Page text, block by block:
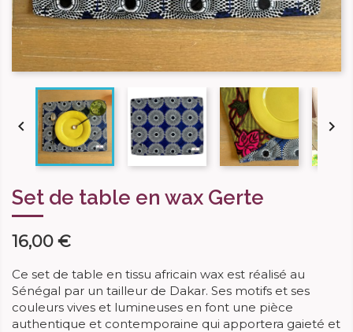
 
Set de table en wax Gerte
16,00 €
Ce set de table en tissu africain wax est réalisé au
Sénégal par un tailleur de Dakar. Ses motifs et ses
couleurs vives et lumineuses en font une pièce
authentique et contemporaine qui apportera gaieté et